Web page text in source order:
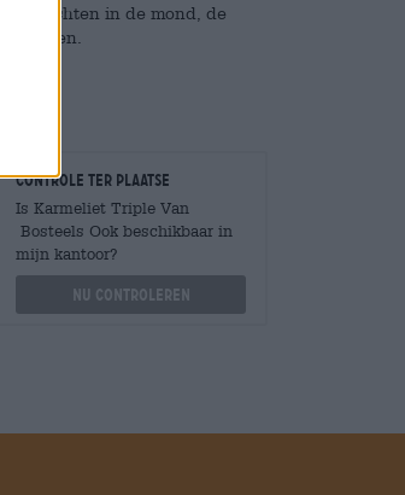
in de mond, de
Controle ter plaatse
Is Karmeliet Triple Van
Bosteels Ook beschikbaar in
mijn kantoor?
Nu controleren